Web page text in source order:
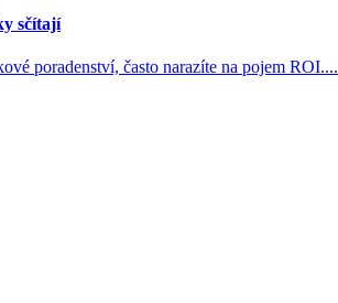
sčítají
poradenství, často narazíte na pojem ROI....